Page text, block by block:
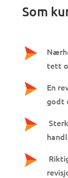
Som
tett
En
godt